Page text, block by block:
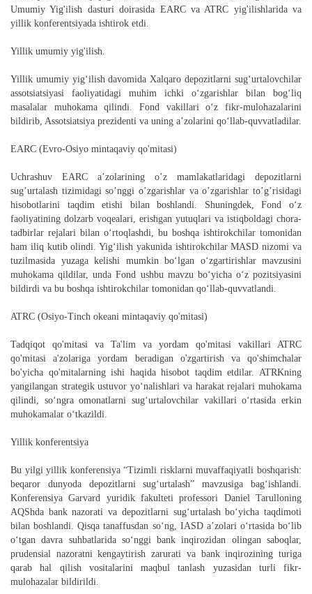
Umumiy Yig'ilish dasturi doirasida EARC va ATRC yig'ilishlarida va
yillik konferentsiyada ishtirok etdi.
Yillik umumiy yig'ilish.
Yillik umumiy yig‘ilish davomida Xalqaro depozitlarni sug‘urtalovchilar
assotsiatsiyasi faoliyatidagi muhim ichki o‘zgarishlar bilan bog‘liq
masalalar muhokama qilindi. Fond vakillari o‘z fikr-mulohazalarini
bildirib, Assotsiatsiya prezidenti va uning a’zolarini qo‘llab-quvvatladilar.
EARC (Evro-Osiyo mintaqaviy qo'mitasi)
Uchrashuv EARC a’zolarining o’z mamlakatlaridagi depozitlarni
sug’urtalash tizimidagi so’nggi o’zgarishlar va o’zgarishlar to’g’risidagi
hisobotlarini taqdim etishi bilan boshlandi. Shuningdek, Fond o‘z
faoliyatining dolzarb voqealari, erishgan yutuqlari va istiqboldagi chora-
tadbirlar rejalari bilan o‘rtoqlashdi, bu boshqa ishtirokchilar tomonidan
ham iliq kutib olindi. Yig‘ilish yakunida ishtirokchilar MASD nizomi va
tuzilmasida yuzaga kelishi mumkin bo‘lgan o‘zgartirishlar mavzusini
muhokama qildilar, unda Fond ushbu mavzu bo‘yicha o‘z pozitsiyasini
bildirdi va bu boshqa ishtirokchilar tomonidan qo‘llab-quvvatlandi.
ATRC (Osiyo-Tinch okeani mintaqaviy qo'mitasi)
Tadqiqot qo'mitasi va Ta'lim va yordam qo'mitasi vakillari ATRC
qo'mitasi a'zolariga yordam beradigan o'zgartirish va qo'shimchalar
bo'yicha qo'mitalarning ishi haqida hisobot taqdim etdilar. ATRKning
yangilangan strategik ustuvor yo‘nalishlari va harakat rejalari muhokama
qilindi, so‘ngra omonatlarni sug‘urtalovchilar vakillari o‘rtasida erkin
muhokamalar o‘tkazildi.
Yillik konferentsiya
Bu yilgi yillik konferensiya “Tizimli risklarni muvaffaqiyatli boshqarish:
beqaror dunyoda depozitlarni sug‘urtalash” mavzusiga bag‘ishlandi.
Konferensiya Garvard yuridik fakulteti professori Daniel Tarulloning
AQShda bank nazorati va depozitlarni sug‘urtalash bo‘yicha taqdimoti
bilan boshlandi. Qisqa tanaffusdan so‘ng, IASD a’zolari o‘rtasida bo‘lib
o‘tgan davra suhbatlarida so‘nggi bank inqirozidan olingan saboqlar,
prudensial nazoratni kengaytirish zarurati va bank inqirozining turiga
qarab hal qilish vositalarini maqbul tanlash yuzasidan turli fikr-
mulohazalar bildirildi.